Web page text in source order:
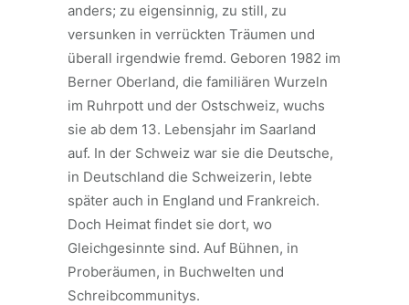
anders; zu eigensinnig, zu still, zu
versunken in verrückten Träumen und
überall irgendwie fremd. Geboren 1982 im
Berner Oberland, die familiären Wurzeln
im Ruhrpott und der Ostschweiz, wuchs
sie ab dem 13. Lebensjahr im Saarland
auf. In der Schweiz war sie die Deutsche,
in Deutschland die Schweizerin, lebte
später auch in England und Frankreich.
Doch Heimat findet sie dort, wo
Gleichgesinnte sind. Auf Bühnen, in
Proberäumen, in Buchwelten und
Schreibcommunitys.